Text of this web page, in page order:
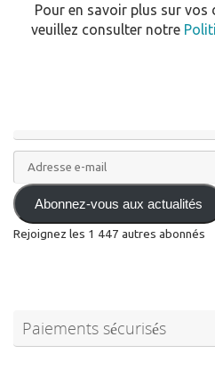
Pour en savoir plus sur vos
veuillez consulter notre
Adresse
e-
mail Abonnez-vous aux actualités
Rejoignez les 1 447 autres abonnés
Paiements sécurisés